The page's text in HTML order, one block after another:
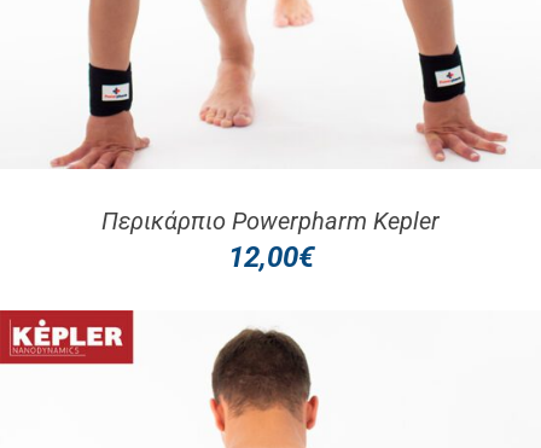
Περικάρπιo Powerpharm Kepler
12,00€